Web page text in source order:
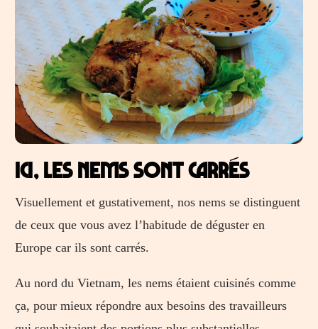
Ici, les nems sont carrés
Visuellement et gustativement, nos nems se distinguent
de ceux que vous avez l’habitude de déguster en
Europe car ils sont carrés.
Au nord du Vietnam, les nems étaient cuisinés comme
ça, pour mieux répondre aux besoins des travailleurs